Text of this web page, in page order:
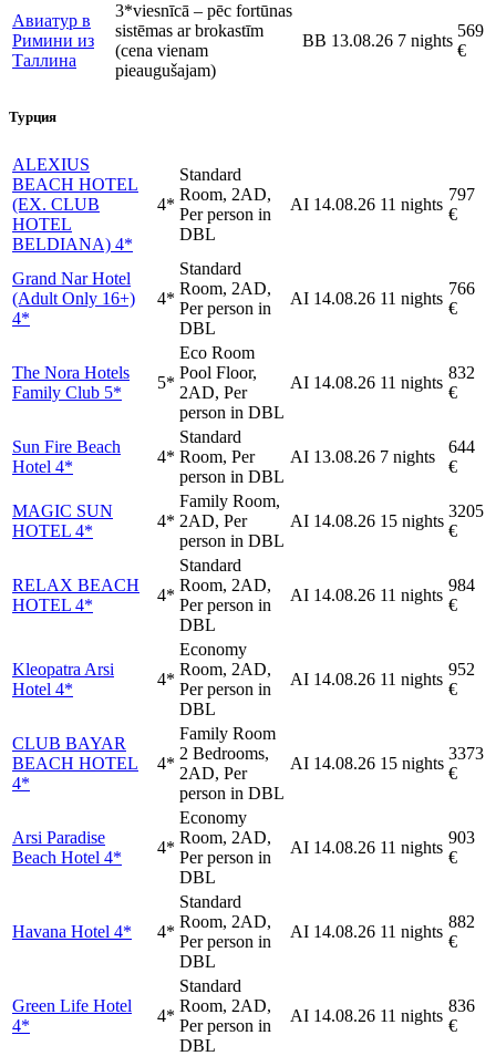
Авиатур в
Римини из
Таллина
3*viesnīcā – pēc fortūnas
sistēmas ar brokastīm
(cena vienam
pieaugušajam)
BB 13.08.26 7 nights
569
€
Турция
ALEXIUS
BEACH HOTEL
(EX. CLUB
HOTEL
BELDIANA) 4*
4*
Standard
Room, 2AD,
Per person in
DBL
AI 14.08.26 11 nights
797
€
Grand Nar Hotel
(Adult Only 16+)
4*
4*
Standard
Room, 2AD,
Per person in
DBL
AI 14.08.26 11 nights
766
€
The Nora Hotels
Family Club 5*
5*
Eco Room
Pool Floor,
2AD, Per
person in DBL
AI 14.08.26 11 nights
832
€
Sun Fire Beach
Hotel 4*
4*
Standard
Room, Per
person in DBL
AI 13.08.26 7 nights
644
€
MAGIC SUN
HOTEL 4*
4*
Family Room,
2AD, Per
person in DBL
AI 14.08.26 15 nights
3205
€
RELAX BEACH
HOTEL 4*
4*
Standard
Room, 2AD,
Per person in
DBL
AI 14.08.26 11 nights
984
€
Kleopatra Arsi
Hotel 4*
4*
Economy
Room, 2AD,
Per person in
DBL
AI 14.08.26 11 nights
952
€
CLUB BAYAR
BEACH HOTEL
4*
4*
Family Room
2 Bedrooms,
2AD, Per
person in DBL
AI 14.08.26 15 nights
3373
€
Arsi Paradise
Beach Hotel 4*
4*
Economy
Room, 2AD,
Per person in
DBL
AI 14.08.26 11 nights
903
€
Havana Hotel 4* 4*
Standard
Room, 2AD,
Per person in
DBL
AI 14.08.26 11 nights
882
€
Green Life Hotel
4*
4*
Standard
Room, 2AD,
Per person in
DBL
AI 14.08.26 11 nights
836
€